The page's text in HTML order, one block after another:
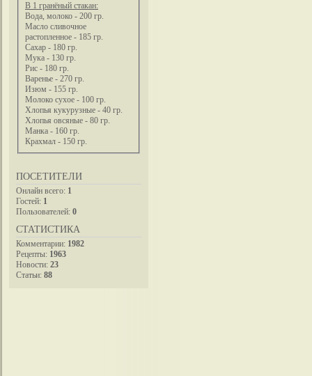
В 1 гранёный стакан:
Вода, молоко - 200 гр.
Масло сливочное
растопленное - 185 гр.
Сахар - 180 гр.
Мука - 130 гр.
Рис - 180 гр.
Варенье - 270 гр.
Изюм - 155 гр.
Молоко сухое - 100 гр.
Хлопья кукурузные - 40 гр.
Хлопья овсяные - 80 гр.
Манка - 160 гр.
Крахмал - 150 гр.
ПОСЕТИТЕЛИ
Онлайн всего: 1
Гостей: 1
Пользователей: 0
СТАТИСТИКА
Комментарии: 1982
Рецепты: 1963
Новости: 23
Статьи: 88